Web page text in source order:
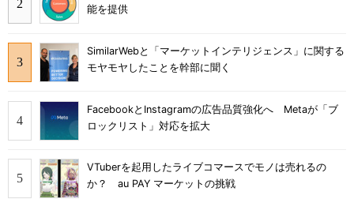
能を提供
SimilarWebと「マーケットインテリジェンス」に関する
モヤモヤしたことを幹部に聞く
FacebookとInstagramの広告品質強化へ Metaが「ブ
ロックリスト」対応を拡大
VTuberを起用したライブコマースでモノは売れるの
か？ au PAY マーケットの挑戦